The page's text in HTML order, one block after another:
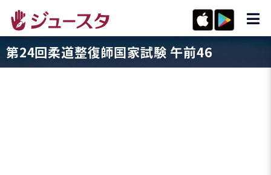
第24回柔道整復師国家試験 午前46